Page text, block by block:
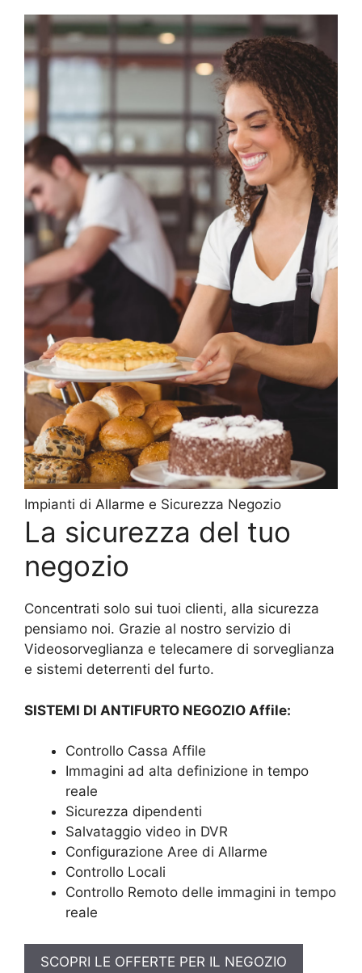
Impianti di Allarme e Sicurezza Negozio
La sicurezza del tuo
negozio
Concentrati solo sui tuoi clienti, alla sicurezza
pensiamo noi. Grazie al nostro servizio di
Videosorveglianza e telecamere di sorveglianza
e sistemi deterrenti del furto.
SISTEMI DI ANTIFURTO NEGOZIO Affile:
Controllo Cassa Affile
Immagini ad alta definizione in tempo
reale
Sicurezza dipendenti
Salvataggio video in DVR
Configurazione Aree di Allarme
Controllo Locali
Controllo Remoto delle immagini in tempo
reale
SCOPRI LE OFFERTE PER IL NEGOZIO